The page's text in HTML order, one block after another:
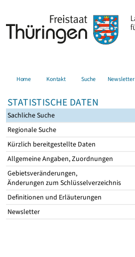
Home Kontakt Suche Newsletter
STATISTISCHE DATEN
Sachliche Suche
Regionale Suche
Kürzlich bereitgestellte Daten
Allgemeine Angaben, Zuordnungen
Gebietsveränderungen,
Änderungen zum Schlüsselverzeichnis
Definitionen und Erläuterungen
Newsletter